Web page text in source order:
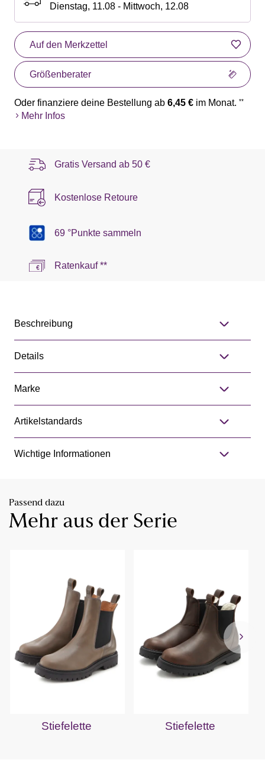
Dienstag, 11.08 - Mittwoch, 12.08
Auf den Merkzettel
Größenberater
Oder finanziere deine Bestellung ab 6,45 € im Monat. **
Mehr Infos
Gratis Versand ab 50 €
Kostenlose Retoure
69 °Punkte sammeln
Ratenkauf **
Beschreibung
Details
Marke
Artikelstandards
Wichtige Informationen
Passend dazu
Mehr aus der Serie
Stiefelette Stiefelette